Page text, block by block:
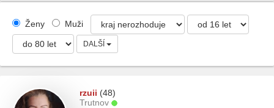
Ženy Muži
DALŠÍ
rzuii (48)
Trutnov